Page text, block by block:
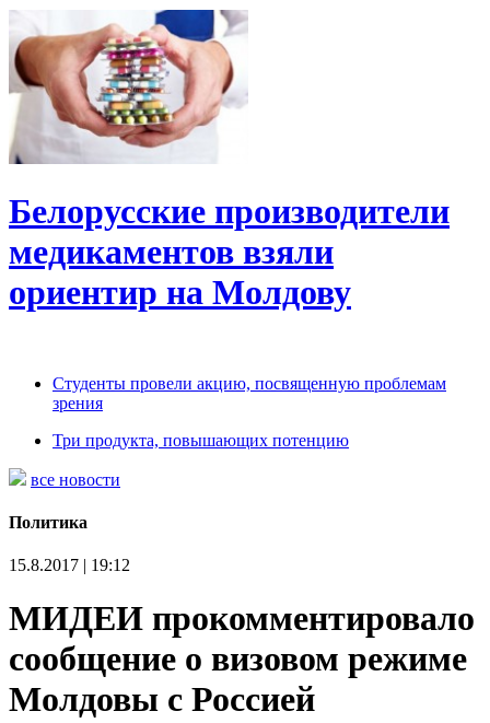
Белорусские производители
медикаментов взяли
ориентир на Молдову
Студенты провели акцию, посвященную проблемам
зрения
Три продукта, повышающих потенцию
все новости
Политика
15.8.2017 | 19:12
МИДЕИ прокомментировало
сообщение о визовом режиме
Молдовы с Россией